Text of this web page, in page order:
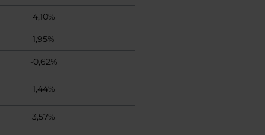
4,10%
1,95%
-0,62%
1,44%
3,57%